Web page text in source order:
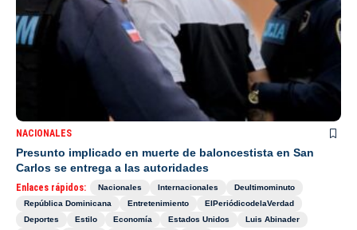
NACIONALES
Presunto implicado en muerte de baloncestista en San
Carlos se entrega a las autoridades
Enlaces rápidos: Nacionales Internacionales
Deultimominuto
República Dominicana
Entretenimiento
ElPeriódicodelaVerdad
Deportes
Estilo Economía Estados Unidos
Luis Abinader